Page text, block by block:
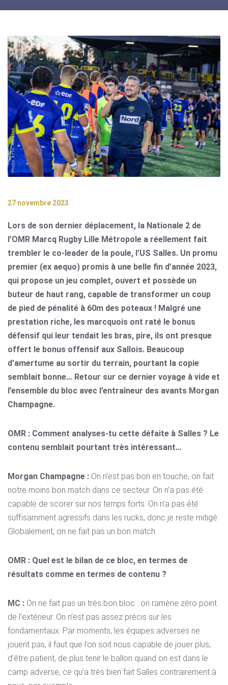
27 novembre 2023
Lors de son dernier déplacement, la Nationale 2 de
l’OMR Marcq Rugby Lille Métropole a réellement fait
trembler le co-leader de la poule, l’US Salles. Un promu
premier (ex aequo) promis à une belle fin d’année 2023,
qui propose un jeu complet, ouvert et possède un
buteur de haut rang, capable de transformer un coup
de pied de pénalité à 60m des poteaux ! Malgré une
prestation riche, les marcquois ont raté le bonus
défensif qui leur tendait les bras, pire, ils ont presque
offert le bonus offensif aux Sallois. Beaucoup
d’amertume au sortir du terrain, pourtant la copie
semblait bonne… Retour sur ce dernier voyage à vide et
l’ensemble du bloc avec l’entraîneur des avants Morgan
Champagne.
OMR : Comment analyses-tu cette défaite à Salles ? Le
contenu semblait pourtant très intéressant…
Morgan Champagne : On n’est pas bon en touche, on fait
notre moins bon match dans ce secteur. On n’a pas été
capable de scorer sur nos temps forts. On n’a pas été
suffisamment agressifs dans les rucks, donc je reste mitigé.
Globalement, on ne fait pas un bon match.
OMR : Quel est le bilan de ce bloc, en termes de
résultats comme en termes de contenu ?
MC : On ne fait pas un très bon bloc : on ramène zéro point
de l’extérieur. On n’est pas assez précis sur les
fondamentaux. Par moments, les équipes adverses ne
jouent pas, il faut que l’on soit nous capable de jouer plus,
d’être patient, de plus tenir le ballon quand on est dans le
camp adverse, ce qu’a très bien fait Salles contrairement à